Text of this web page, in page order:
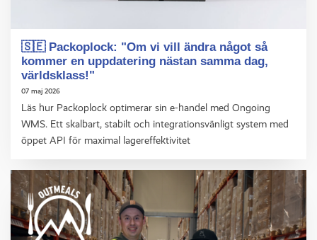
🇸🇪 Packoplock: "Om vi vill ändra något så
kommer en uppdatering nästan samma dag,
världsklass!"
07 maj 2026
Läs hur Packoplock optimerar sin e-handel med Ongoing
WMS. Ett skalbart, stabilt och integrationsvänligt system med
öppet API för maximal lagereffektivitet